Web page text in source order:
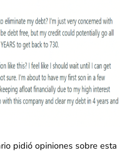
pidió opiniones sobre esta